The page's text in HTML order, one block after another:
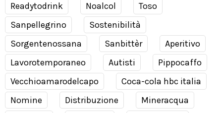
Readytodrink
Noalcol
Toso
Sanpellegrino
Sostenibilità
Sorgentenossana
Sanbittèr
Aperitivo
Lavorotemporaneo
Autisti
Pippocaffo
Vecchioamarodelcapo
Coca-cola hbc italia
Nomine
Distribuzione
Mineracqua